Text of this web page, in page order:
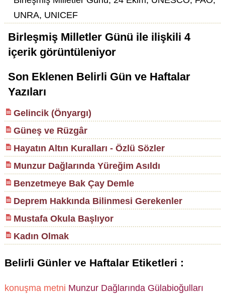
UNRA, UNICEF
Birleşmiş Milletler Günü ile ilişkili 4
içerik görüntüleniyor
Son Eklenen Belirli Gün ve Haftalar
Yazıları
Gelincik (Önyargı)
Güneş ve Rüzgâr
Hayatın Altın Kuralları - Özlü Sözler
Munzur Dağlarında Yüreğim Asıldı
Benzetmeye Bak Çay Demle
Deprem Hakkında Bilinmesi Gerekenler
Mustafa Okula Başlıyor
Kadın Olmak
Belirli Günler ve Haftalar Etiketleri :
konuşma metni Munzur Dağlarında Gülabioğulları